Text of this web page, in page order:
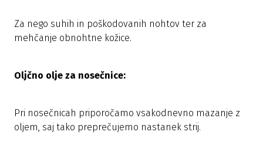
Za nego suhih in poškodovanih nohtov ter za
mehčanje obnohtne kožice.
Oljčno olje za nosečnice:
Pri nosečnicah priporočamo vsakodnevno mazanje z
oljem, saj tako preprečujemo nastanek strij.